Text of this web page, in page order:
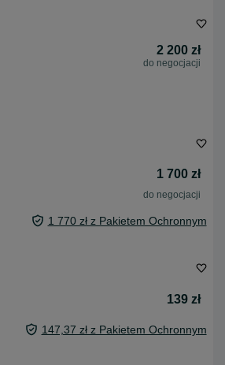
2 200 zł
do negocjacji
1 700 zł
do negocjacji
1 770 zł z Pakietem Ochronnym
139 zł
147,37 zł z Pakietem Ochronnym